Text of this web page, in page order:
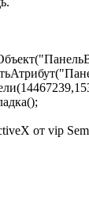
от vip